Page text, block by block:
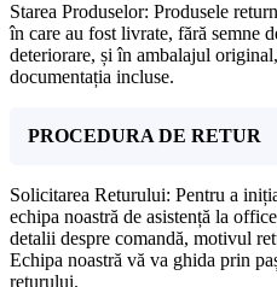
Starea Produselor: Produsele
în care au fost livrate, fără semne
deteriorare, și în ambalajul
documentația incluse.
PROCEDURA DE RETUR
Solicitarea Returului: Pentru a
echipa noastră de asistență la
detalii despre comandă, motivul
Echipa noastră vă va ghida prin
returului.